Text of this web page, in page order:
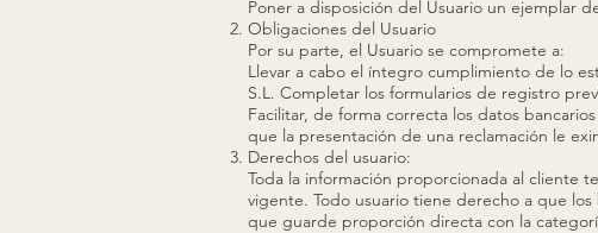
Poner a disposición del Usuario un ejemplar
Obligaciones del Usuario
Por su parte, el Usuario se compromete a:
Llevar a cabo el íntegro cumplimiento de lo
S.L. Completar los formularios de registro
Facilitar, de forma correcta los datos
que la presentación de una reclamación le
Derechos del usuario:
Toda la información proporcionada al cliente
vigente. Todo usuario tiene derecho a que
que guarde proporción directa con la